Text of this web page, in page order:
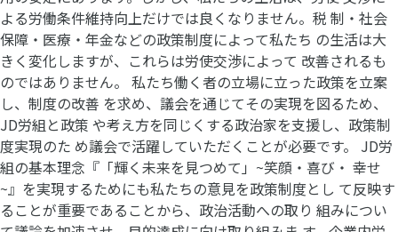
よる労働条件維持向上だけでは良くなりません。税 制・社会
保障・医療・年金などの政策制度によって私たち の生活は大
きく変化しますが、これらは労使交渉によって 改善されるも
のではありません。 私たち働く者の立場に立った政策を立案
し、制度の改善 を求め、議会を通じてその実現を図るため、
JD労組と政策 や考え方を同じくする政治家を支援し、政策制
度実現のた め議会で活躍していただくことが必要です。 JD労
組の基本理念『「輝く未来を見つめて」~笑顔・喜び・ 幸せ
~』を実現するためにも私たちの意見を政策制度とし て反映す
ることが重要であることから、政治活動への取り 組みについ